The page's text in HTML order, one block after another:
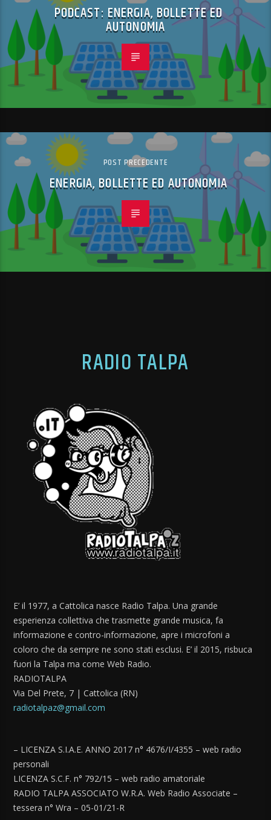
PODCAST: ENERGIA, BOLLETTE ED
AUTONOMIA
POST PRECEDENTE
ENERGIA, BOLLETTE ED AUTONOMIA
RADIO TALPA
E’ il 1977, a Cattolica nasce Radio Talpa. Una grande
esperienza collettiva che trasmette grande musica, fa
informazione e contro-informazione, apre i microfoni a
coloro che da sempre ne sono stati esclusi. E’ il 2015, risbuca
fuori la Talpa ma come Web Radio.
RADIOTALPA
Via Del Prete, 7 | Cattolica (RN)
radiotalpaz@gmail.com
– LICENZA S.I.A.E. ANNO 2017 n° 4676/I/4355 – web radio
personali
LICENZA S.C.F. n° 792/15 – web radio amatoriale
RADIO TALPA ASSOCIATO W.R.A. Web Radio Associate –
tessera n° Wra – 05-01/21-R